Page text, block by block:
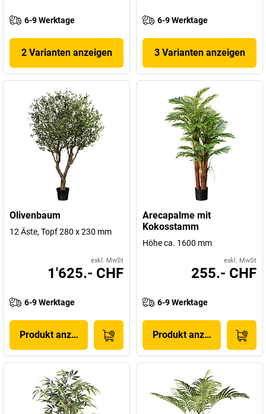
6-9 Werktage
2 Varianten anzeigen
6-9 Werktage
3 Varianten anzeigen
Olivenbaum
12 Äste, Topf 280 x 230 mm
exkl. MwSt
1'625.- CHF
6-9 Werktage
Produkt anzeigen
Arecapalme mit
Kokosstamm
Höhe ca. 1600 mm
exkl. MwSt
255.- CHF
6-9 Werktage
Produkt anzeigen